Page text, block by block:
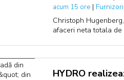
acum 15 ore |
Christoph
afaceri neta totala de
HYDRO